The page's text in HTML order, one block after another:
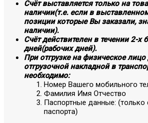
Счёт выставляется только на
наличии(т.е. если в
позиции которые Вы заказали,
наличии).
Счёт действителен в течении 2-х
дней(рабочих дней).
При отгрузке на физическое
отгрузочной накладной в
необходимо:
Номер Вашего мобильного
Фамилия Имя Отчество
Паспортные данные: (только
паспорта)